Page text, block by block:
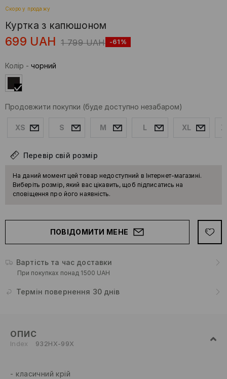
Скоро у продажу
Куртка з капюшоном
699 UAH 1 799 UAH -61%
Колір - чорний
Продовжити покупки (буде доступно незабаром)
XS S M L XL
Перевір свій розмір
На даний момент цей товар недоступний в Інтернет-магазині.
Виберіть розмір, який вас цікавить, щоб підписатись на
сповіщення про його наявність.
ПОВІДОМИТИ МЕНЕ
Вартість та час доставки
При покупках понад 1500 UAH
Термін повернення 30 днів
ОПИС
Index 932HX-99X
класичний крій